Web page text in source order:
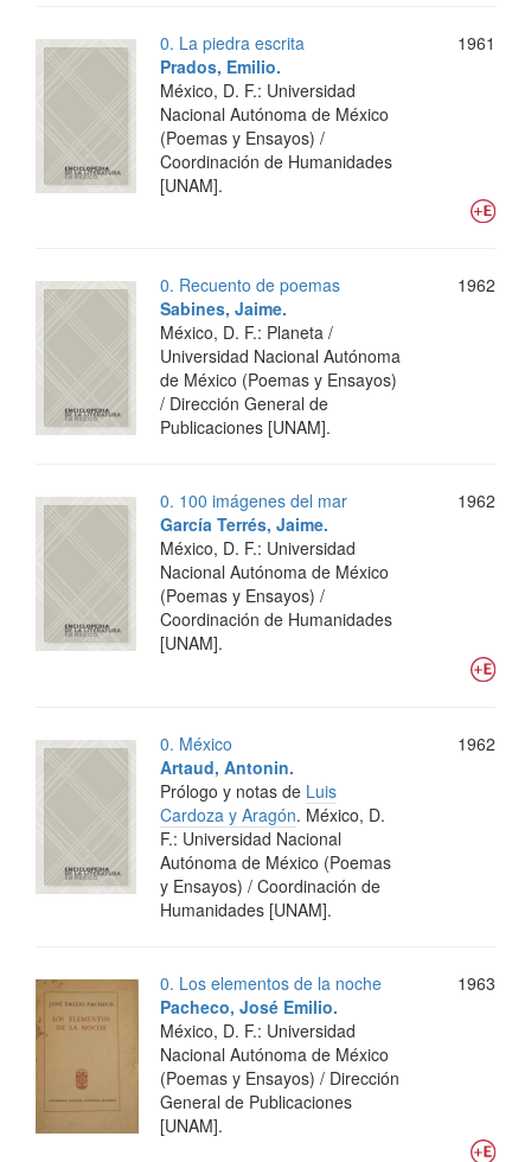
0. La piedra escrita
1961
Prados, Emilio.
México, D. F.: Universidad
Nacional Autónoma de México
(Poemas y Ensayos) /
Coordinación de Humanidades
[UNAM].
0. Recuento de poemas
1962
Sabines, Jaime.
México, D. F.: Planeta /
Universidad Nacional Autónoma
de México (Poemas y Ensayos)
/ Dirección General de
Publicaciones [UNAM].
0. 100 imágenes del mar
1962
García Terrés, Jaime.
México, D. F.: Universidad
Nacional Autónoma de México
(Poemas y Ensayos) /
Coordinación de Humanidades
[UNAM].
0. México
1962
Artaud, Antonin.
Prólogo y notas de Luis
Cardoza y Aragón. México, D.
F.: Universidad Nacional
Autónoma de México (Poemas
y Ensayos) / Coordinación de
Humanidades [UNAM].
0. Los elementos de la noche
1963
Pacheco, José Emilio.
México, D. F.: Universidad
Nacional Autónoma de México
(Poemas y Ensayos) / Dirección
General de Publicaciones
[UNAM].